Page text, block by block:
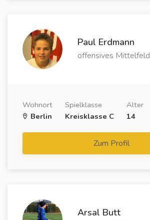
Paul Erdmann
offensives Mittelfeld
Wohnort
Berlin
Spielklasse
Kreisklasse C
Alter
14
Zum Profil
Arsal Butt